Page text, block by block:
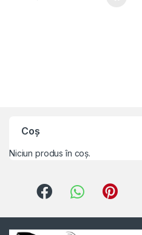
Coș
Niciun produs în coș.